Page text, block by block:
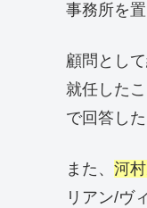
事務所を
顧問とし
就任した
で回答した
また、 河
リアン/ヴ